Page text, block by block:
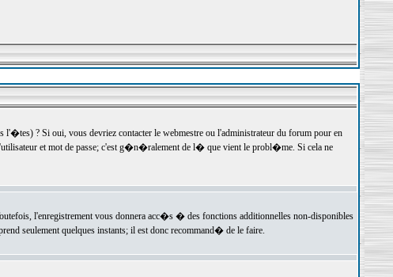
? Si oui, vous devriez contacter le webmestre ou l'administrateur du forum pour en
et mot de passe; c'est g�n�ralement de l� que vient le probl�me. Si cela ne
l'enregistrement vous donnera acc�s � des fonctions additionnelles non-disponibles
seulement quelques instants; il est donc recommand� de le faire.